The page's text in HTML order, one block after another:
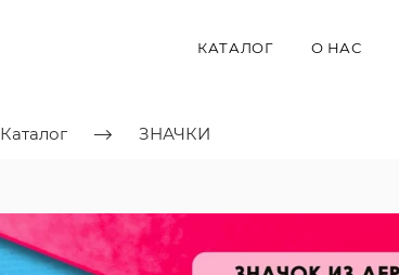
КАТАЛОГ О НАС
Каталог ЗНАЧКИ